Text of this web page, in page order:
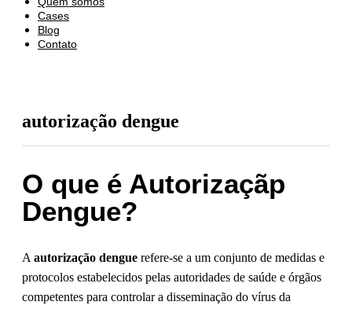
Cases
Blog
Contato
autorização dengue
O que é Autorizaçãp
Dengue?
A autorização dengue refere-se a um conjunto de medidas e
protocolos estabelecidos pelas autoridades de saúde e órgãos
competentes para controlar a disseminação do vírus da